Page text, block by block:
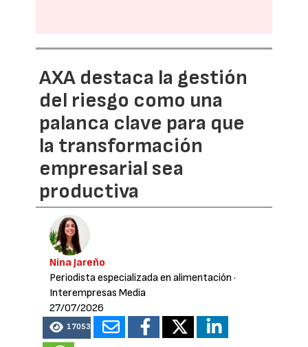
AXA destaca la gestión
del riesgo como una
palanca clave para que
la transformación
empresarial sea
productiva
Nina Jareño
Periodista especializada en alimentación ·
Interempresas Media
27/07/2026
17053